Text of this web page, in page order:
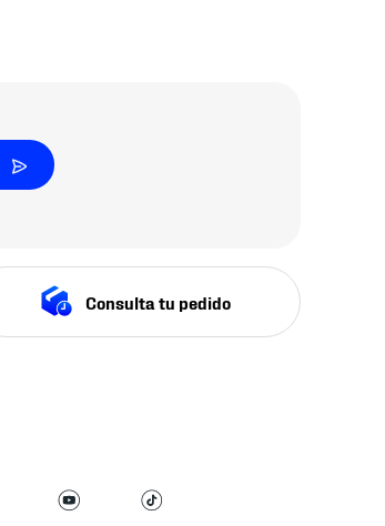
Consulta tu pedido